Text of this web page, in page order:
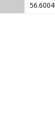
56.6004